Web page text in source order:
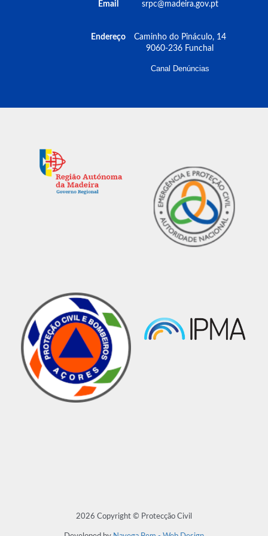
Email
Endereço
srpc@madeira.gov.pt
Caminho do Pináculo, 14
9060-236 Funchal
Canal Denúncias
2026 Copyright © Protecção Civil